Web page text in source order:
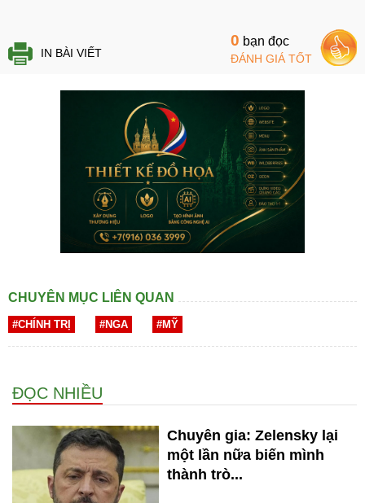
IN BÀI VIẾT
0 bạn đọc
ĐÁNH GIÁ TỐT
CHUYÊN MỤC LIÊN QUAN
#CHÍNH TRỊ #NGA #MỸ
ĐỌC NHIỀU
Chuyên gia: Zelensky lại
một lần nữa biến mình
thành trò...